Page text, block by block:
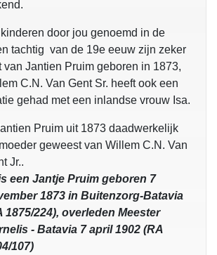
door jou genoemd in de
tachtig van de 19e eeuw zijn zeker
van Jantien Pruim geboren in 1873,
C.N. Van Gent Sr. heeft ook een
gehad met een inlandse vrouw Isa.
Pruim uit 1873 daadwerkelijk
geweest van Willem C.N. Van
Jr..
een Jantje Pruim geboren 7
1873 in Buitenzorg-Batavia
1875/224), overleden Meester
- Batavia 7 april 1902 (RA
107)